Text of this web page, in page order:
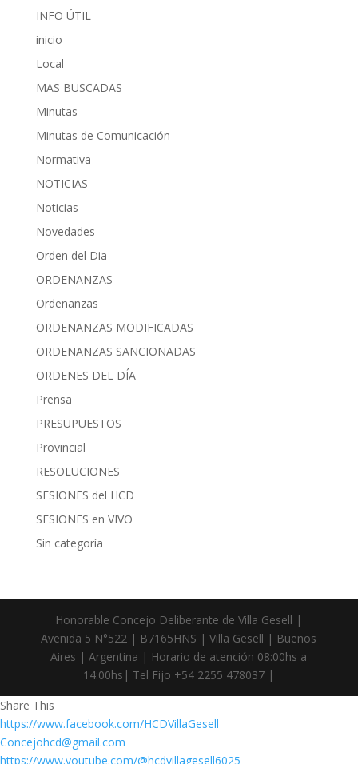
INFO ÚTIL
inicio
Local
MAS BUSCADAS
Minutas
Minutas de Comunicación
Normativa
NOTICIAS
Noticias
Novedades
Orden del Dia
ORDENANZAS
Ordenanzas
ORDENANZAS MODIFICADAS
ORDENANZAS SANCIONADAS
ORDENES DEL DÍA
Prensa
PRESUPUESTOS
Provincial
RESOLUCIONES
SESIONES del HCD
SESIONES en VIVO
Sin categoría
Honorable Concejo Deliberante de Villa Gesell |
Avenida 5 N°522 | B7165HNS | Villa Gesell | Buenos
Aires | Argentina | Horario de atención 08:00hs a
14:00hs| Tel Fijo +54 2255 478037 |
Share This
https://www.facebook.com/HCDVillaGesell
Concejohcd@gmail.com
https://www.youtube.com/@hcdvillagesell6025